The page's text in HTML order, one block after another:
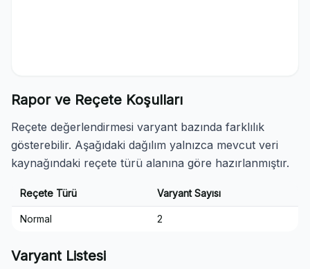
Rapor ve Reçete Koşulları
Reçete değerlendirmesi varyant bazında farklılık
gösterebilir. Aşağıdaki dağılım yalnızca mevcut veri
kaynağındaki reçete türü alanına göre hazırlanmıştır.
Reçete Türü Varyant Sayısı
Normal 2
Varyant Listesi